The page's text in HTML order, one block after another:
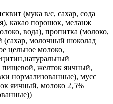
(мука в/с, сахар, сода
какао порошок, меланж
вода), пропитка (молоко,
(сахар, молочный шоколад
цельное молоко,
пищевой, желток яичный,
нормализованные), мусс
яичный, молоко 2,5%